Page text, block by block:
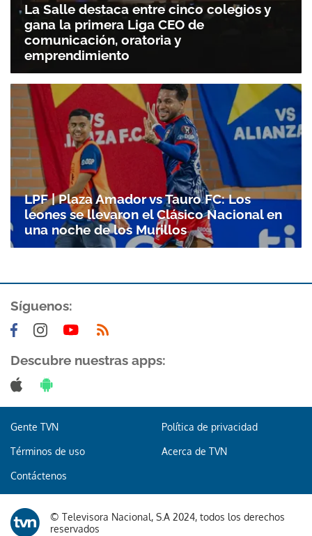
Gracias por suscribirte a nuestro boletín.
La Salle destaca entre cinco colegios y
gana la primera Liga CEO de
comunicación, oratoria y
emprendimiento
LPF | Plaza Amador vs Tauro FC: Los
leones se llevaron el Clásico Nacional en
una noche de los Murillos
Síguenos:
Descubre nuestras apps:
Gente TVN Política de privacidad
Términos de uso Acerca de TVN
Contáctenos
© Televisora Nacional, S.A 2024, todos los derechos
reservados